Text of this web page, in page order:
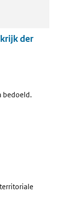
der
bedoeld.